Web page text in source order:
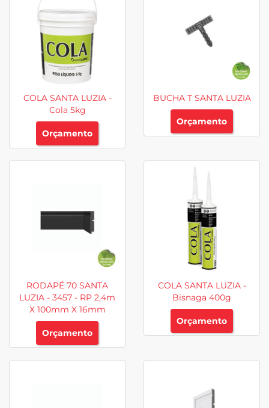
COLA SANTA LUZIA -
Cola 5kg
Orçamento
BUCHA T SANTA LUZIA
Orçamento
RODAPÉ 70 SANTA
LUZIA - 3457 - RP 2,4m
X 100mm X 16mm
Orçamento
COLA SANTA LUZIA -
Bisnaga 400g
Orçamento